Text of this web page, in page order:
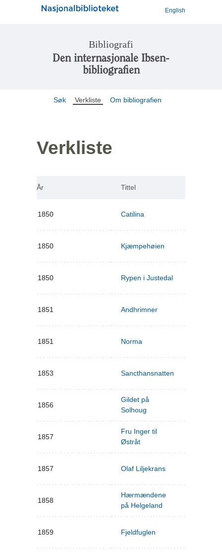
English
Bibliografi
Den internasjonale Ibsen-
bibliografien
Søk Verkliste Om bibliografien
Verkliste
År Tittel
1850 Catilina
1850 Kjæmpehøien
1850 Rypen i Justedal
1851 Andhrimner
1851 Norma
1853 Sancthansnatten
1856
Gildet på
Solhoug
1857
Fru Inger til
Østråt
1857 Olaf Liljekrans
1858
Hærmændene
på Helgeland
1859 Fjeldfuglen